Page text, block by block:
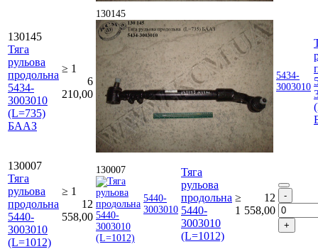
130145
Тяга
рульова
продольна
5434-
3003010
(L=735)
БААЗ
≥ 1
6
210,00
130145
5434-
3003010
130007
Тяга
рульова
продольна
5440-
3003010
(L=1012)
≥ 1
12
558,00
130007
5440-
3003010
Тяга
рульова
продольна
5440-
3003010
(L=1012)
≥
1
12
558,00